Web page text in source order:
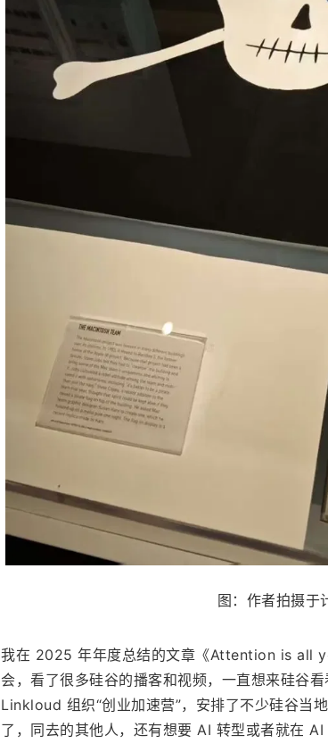
图：作者拍摄于
我在 2025 年年度总结的文章《Attention is all
会，看了很多硅谷的播客和视频，一直想来硅谷
Linkloud 组织“创业加速营”，安排了不少硅谷当
了，同去的其他人，还有想要 AI 转型或者就在 AI